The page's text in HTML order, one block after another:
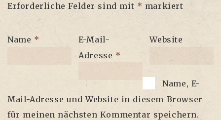
Erforderliche Felder sind mit * markiert
Name *
E-Mail-
Adresse *
Website
Name, E-
Mail-Adresse und Website in diesem Browser
für meinen nächsten Kommentar speichern.